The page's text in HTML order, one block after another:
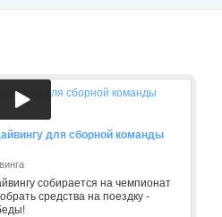
для сборной команды
собирается на чемпионат
средства на поездку -